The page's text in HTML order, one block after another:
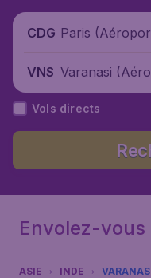
CDG Paris
VNS Varanasi
ri), Inde
Vols directs
Envolez-vous
ASIE INDE